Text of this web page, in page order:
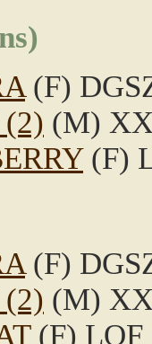
(F)
(M)
(F)
(F)
(M)
(F) LOF